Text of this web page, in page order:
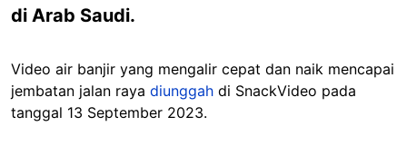
di Arab Saudi.
Video air banjir yang mengalir cepat dan naik mencapai
jembatan jalan raya diunggah di SnackVideo pada
tanggal 13 September 2023.